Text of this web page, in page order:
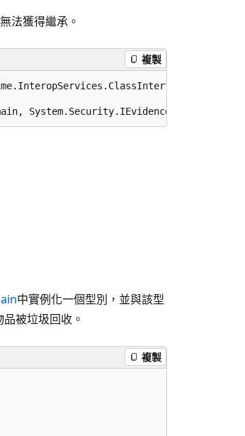
法獲得繼承。
複製
System.Security.IEvidenceFactory
中實例化一個型別，並與該型
品被垃圾回收。
複製